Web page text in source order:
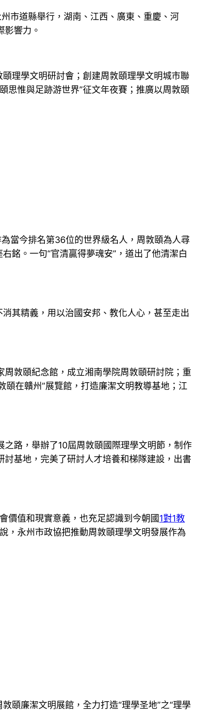
市道縣舉行，湖南、江西、廣東、重慶、河
響力。
理學文明研討會；創建周敦頤理學文明城市聯
思惟與足跡游世界”征文年夜賽；推廣以周敦頤
當今排名第36位的世界級名人，周敦頤為人尋
銘。一句“官清贏得夢魂安”，道出了他清潔白
其精義，用以治國安邦、教化人心，甚至走出
敦頤紀念館，成立湘南學院周敦頤研討院；重
頤在贛州”展覽館，打造廉潔文明教導基地；江
路，舉辦了10屆周敦頤國際理學文明節，制作
討基地，完美了研討人才培養和梯隊建設，出書
價值和現實意義，也充足認識到今朝國1對1教
，永州市政協把推動周敦頤理學文明發展作為
頤廉潔文明展館，全力打造“理學圣地”之“理學